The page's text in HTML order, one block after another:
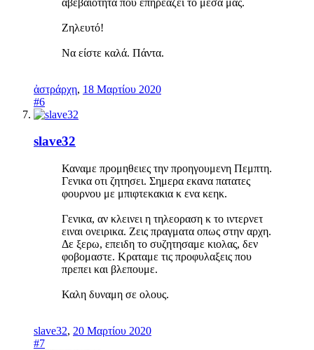
Ζηλευτό!
Να είστε καλά. Πάντα.
ἀστράρχη, 18 Μαρτίου 2020
#6
slave32
Καναμε προμηθειες την προηγουμενη Πεμπτη.
Γενικα οτι ζητησει. Σημερα εκανα πατατες
φουρνου με μπιφτεκακια κ ενα κεηκ.
Γενικα, αν κλεινει η τηλεοραση κ το ιντερνετ
ειναι ονειρικα. Ζεις πραγματα οπως στην αρχη.
Δε ξερω, επειδη το συζητησαμε κιολας, δεν
φοβομαστε. Κραταμε τις προφυλαξεις που
πρεπει και βλεπουμε.
Καλη δυναμη σε ολους.
slave32, 20 Μαρτίου 2020
#7